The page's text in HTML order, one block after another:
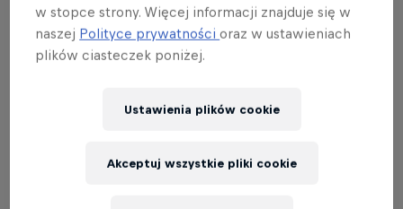
Mimo 35 lat na karkuSam Sunderland
walki o kolejne wielkie sukcesy. Najlepszy zawodnik
podjąć z pewnością niełatwą decyzję i usunąć się
w stopce strony. Więcej informacji znajduje się w
naszej Polityce prywatnościoraz w ustawieniach
plików ciasteczek poniżej.
Ustawienia plików cookie
Akceptuj wszystkie pliki cookie